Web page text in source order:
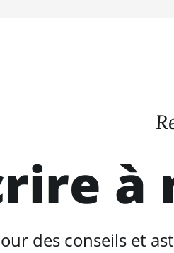
des conseils et